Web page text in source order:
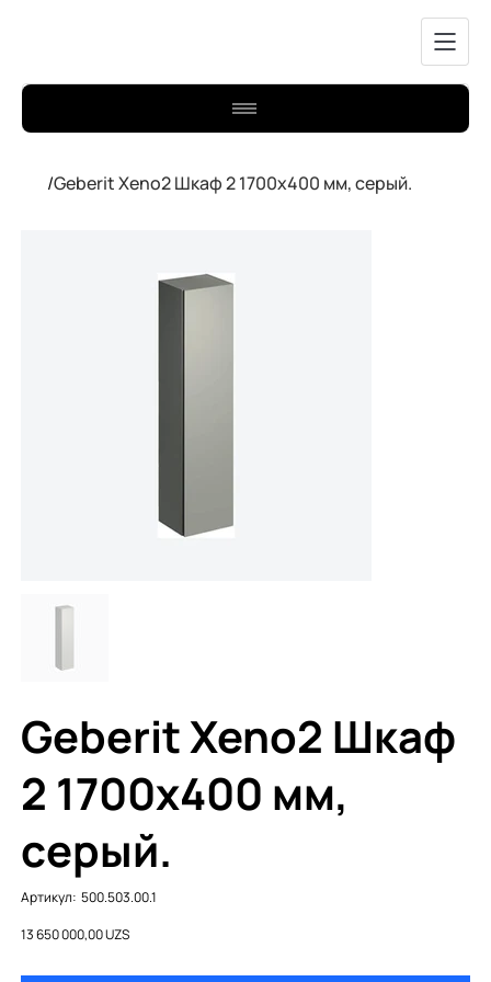
/Geberit Xeno2 Шкаф 2 1700x400 мм, серый.
Geberit Xeno2 Шкаф
2 1700x400 мм,
серый.
Артикул: Артикул:
500.503.00.1
500.503.00.1
Цена
13 650 000,00 UZS